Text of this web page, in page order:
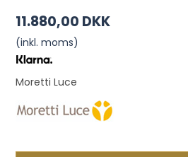
11.880,00 DKK
(inkl. moms)
Moretti Luce